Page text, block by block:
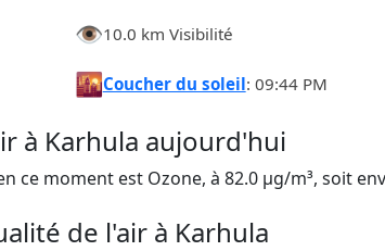
👁️10.0 km Visibilité
🌇Coucher du soleil: 09:44 PM
à Karhula aujourd'hui
ce moment est Ozone, à 82.0 µg/m³, soit
de l'air à Karhula